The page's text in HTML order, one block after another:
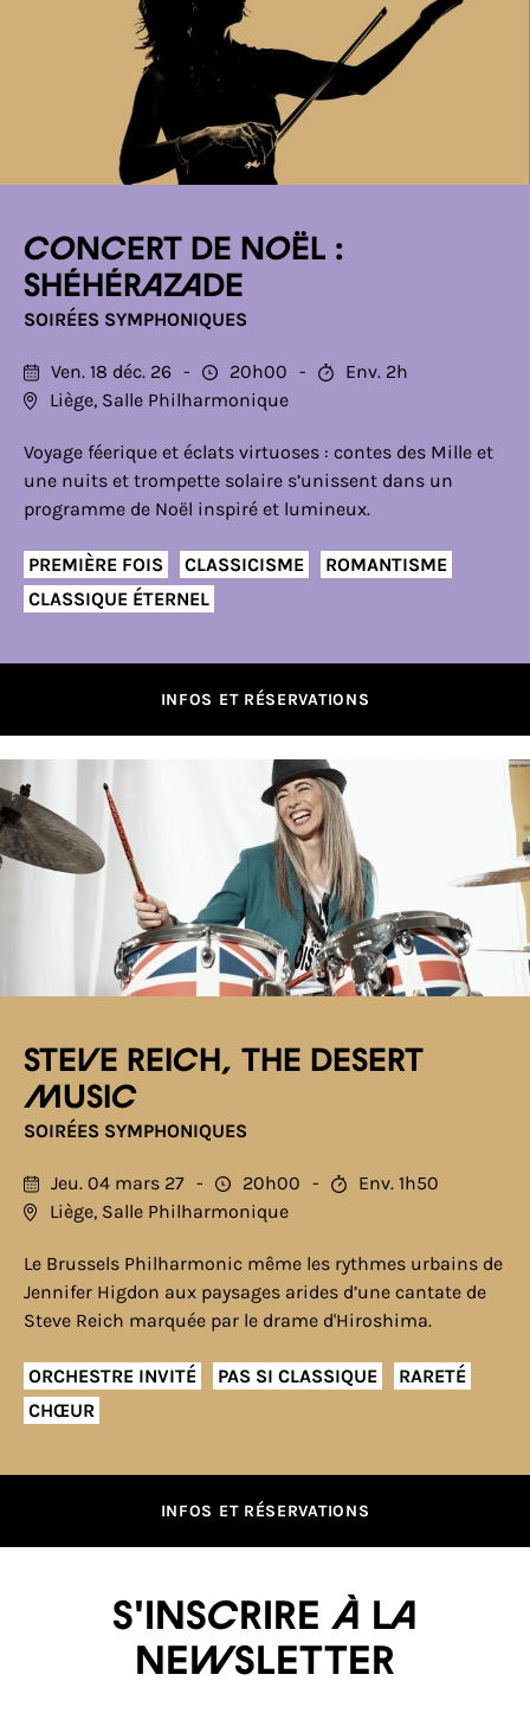
Concert de Noël :
Shéhérazade
SOIRÉES SYMPHONIQUES
Ven. 18 déc. 26 20h00
Env. 2h
Liège, Salle Philharmonique
Voyage féerique et éclats virtuoses : contes des Mille et
une nuits et trompette solaire s’unissent dans un
programme de Noël inspiré et lumineux.
PREMIÈRE FOIS CLASSICISME
ROMANTISME
CLASSIQUE ÉTERNEL
INFOS ET RÉSERVATIONS
Steve Reich, The desert
music
SOIRÉES SYMPHONIQUES
Jeu. 04 mars 27 20h00
Env. 1h50
Liège, Salle Philharmonique
Le Brussels Philharmonic même les rythmes urbains de
Jennifer Higdon aux paysages arides d’une cantate de
Steve Reich marquée par le drame d'Hiroshima.
ORCHESTRE INVITÉ PAS SI CLASSIQUE
RARETÉ
CHŒUR
INFOS ET RÉSERVATIONS
S'inscrire à la
newsletter